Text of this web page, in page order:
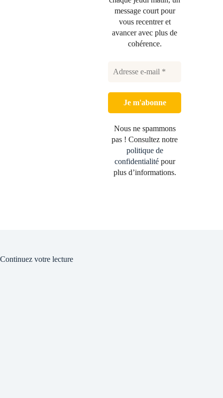
message court pour
vous recentrer et
avancer avec plus de
cohérence.
Nous ne spammons
pas ! Consultez notre
politique de
confidentialitépour
plus d’informations.
Continuez votre lecture